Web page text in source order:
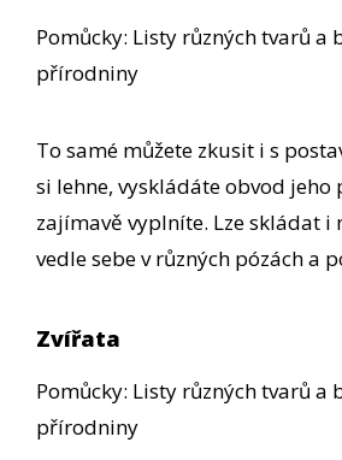
Pomůcky: Listy různých tvarů a
přírodniny
To samé můžete zkusit i s
si lehne, vyskládáte obvod jeho
zajímavě vyplníte. Lze skládat i
vedle sebe v různých pózách a
Zvířata
Pomůcky: Listy různých tvarů a
přírodniny